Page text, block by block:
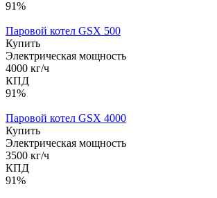
91%
Паровой котел GSX 500
Купить
Электрическая мощность
4000 кг/ч
КПД
91%
Паровой котел GSX 4000
Купить
Электрическая мощность
3500 кг/ч
КПД
91%